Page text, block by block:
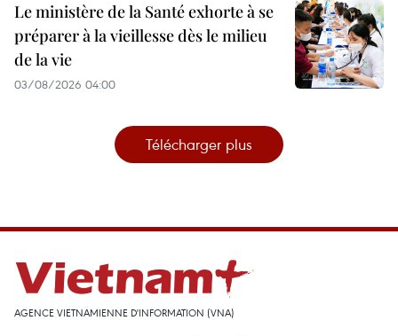
Le ministère de la Santé exhorte à se
préparer à la vieillesse dès le milieu
de la vie
03/08/2026 04:00
Télécharger plus
AGENCE VIETNAMIENNE D'INFORMATION (VNA)